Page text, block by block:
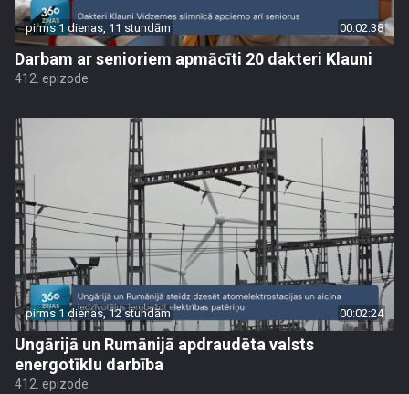
pirms 1 dienas, 11 stundām 00:02:38
Darbam ar senioriem apmācīti 20 dakteri Klauni
412. epizode
pirms 1 dienas, 12 stundām 00:02:24
Ungārijā un Rumānijā apdraudēta valsts
energotīklu darbība
412. epizode